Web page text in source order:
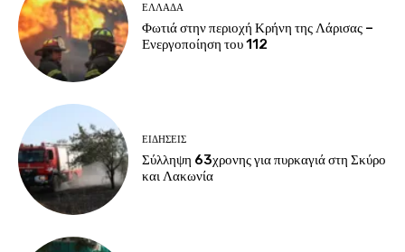
ΕΛΛΑΔΑ
Φωτιά στην περιοχή Κρήνη της Λάρισας –
Ενεργοποίηση του 112
ΕΙΔΗΣΕΙΣ
Σύλληψη 63χρονης για πυρκαγιά στη Σκύρο
και Λακωνία